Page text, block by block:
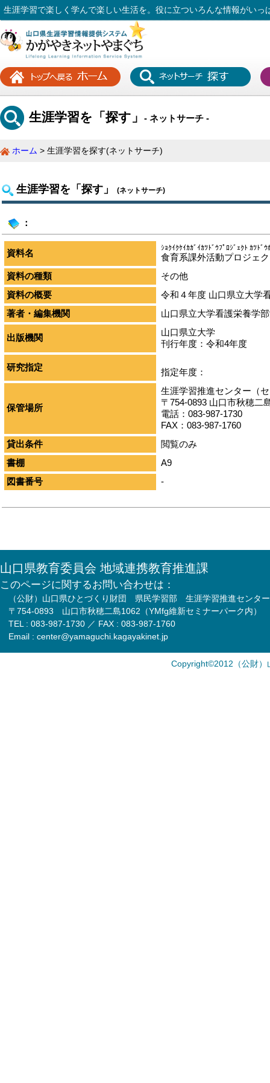
生涯学習で楽しく学んで楽しい生活を。役に立ついろんな情報がいっ
生涯学習を「探す」 - ネットサーチ -
ホーム 生涯学習を探す(ネットサーチ)
生涯学習を「探す」 (ネットサーチ)
：
資料名
ｼｮｸｲｸｹｲｶｶﾞｲｶﾂﾄﾞｳﾌﾟﾛｼﾞｪｸﾄ ｶﾂﾄﾞｳ
食育系課外活動プロジェ
資料の種類
その他
資料の概要
令和４年度 山口県立大学
著者・編集機関
山口県立大学看護栄養学
出版機関
山口県立大学
刊行年度：令和4年度
研究指定 指定年度：
保管場所
生涯学習推進センター（
〒754-0893 山口市秋穂二
電話：083-987-1730
FAX：083-987-1760
貸出条件
閲覧のみ
書棚
A9
図書番号
-
山口県教育委員会 地域連携教育推進課
このページに関するお問い合わせは：
（公財）山口県ひとづくり財団 県民学習部 生涯学習推進センター
〒754-0893 山口市秋穂二島1062（YMfg維新セミナーパーク内）
TEL : 083-987-1730 ／ FAX : 083-987-1760
Email : center@yamaguchi.kagayakinet.jp
Copyright©2012（公財）